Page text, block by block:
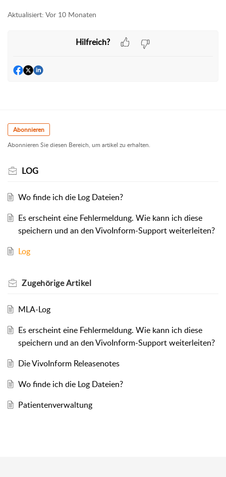
Aktualisiert: Vor 10 Monaten
Hilfreich?
Abonnieren
Abonnieren Sie diesen Bereich, um artikel zu erhalten.
LOG
Wo finde ich die Log Dateien?
Es erscheint eine Fehlermeldung. Wie kann ich diese
speichern und an den VivoInform-Support weiterleiten?
Log
ZugehörigeArtikel
MLA-Log
Es erscheint eine Fehlermeldung. Wie kann ich diese
speichern und an den VivoInform-Support weiterleiten?
Die VivoInform Releasenotes
Wo finde ich die Log Dateien?
Patientenverwaltung